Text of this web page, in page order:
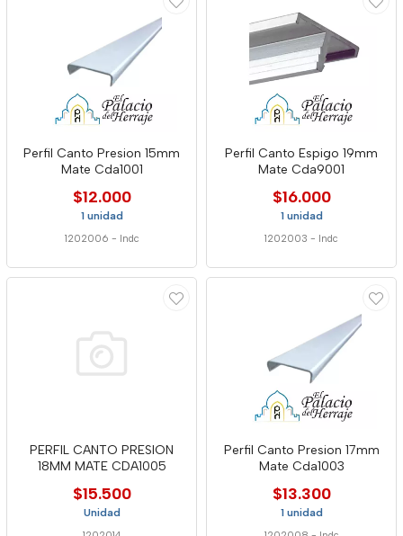
Perfil Canto Presion 15mm
Mate Cda1001
$12.000
1 unidad
1202006 - Indc
Perfil Canto Espigo 19mm
Mate Cda9001
$16.000
1 unidad
1202003 - Indc
PERFIL CANTO PRESION
18MM MATE CDA1005
$15.500
Unidad
Perfil Canto Presion 17mm
Mate Cda1003
$13.300
1 unidad